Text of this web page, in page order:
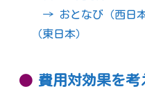
→ おとなび（西日本
（東日本）
費用対効果を考